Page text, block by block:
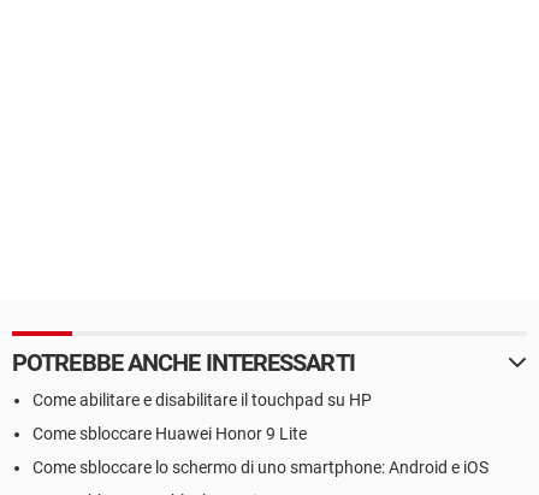
POTREBBE ANCHE INTERESSARTI
Come abilitare e disabilitare il touchpad su HP
Come sbloccare Huawei Honor 9 Lite
Come sbloccare lo schermo di uno smartphone: Android e iOS